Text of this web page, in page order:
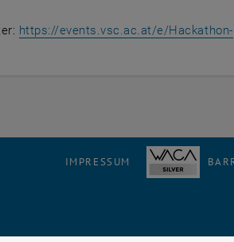
https://events.vsc.ac.at/e/Hackathon-
IMPRESSUM